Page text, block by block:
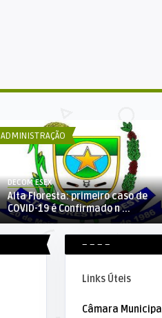
ADMINISTRAÇÃO
DECOM ESEX
Alta Floresta: primeiro caso de
COVID-19 é Confirmado n ...
– – – –
Links Úteis
Câmara Municipal